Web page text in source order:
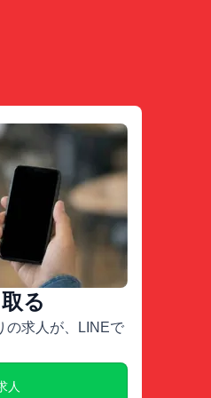
る
の求人が、LINEで
人